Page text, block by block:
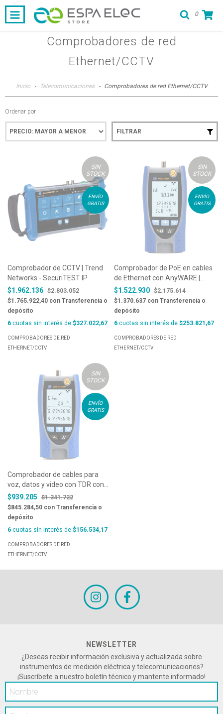
0
Comprobadores de red
Ethernet/CCTV
Inicio - Telecomunicaciones - Comprobadores de red Ethernet/CCTV
Ordenar por
FILTRAR
SIN
STOCK
ENVÍO
GRATIS
Comprobador de CCTV | Trend
Networks - SecuriTEST IP
$1.962.136 $2.803.052
$1.765.922,40 con Transferencia o
depósito
6 cuotas sin interés de $327.022,67
COMPROBADORES DE RED
ETHERNET/CCTV
SIN
STOCK
ENVÍO
GRATIS
Comprobador de PoE en cables
de Ethernet con AnyWARE |
Trend Networks - PoE Pro
$1.522.930 $2.175.614
$1.370.637 con Transferencia o
depósito
6 cuotas sin interés de $253.821,67
COMPROBADORES DE RED
ETHERNET/CCTV
SIN
STOCK
ENVÍO
GRATIS
Comprobador de cables para
voz, datos y video con TDR con
AnyWARE | Trend Networks -
VDV2 PRO
$939.205
$1.341.722
$845.284,50 con Transferencia o
depósito
6 cuotas sin interés de $156.534,17
COMPROBADORES DE RED
ETHERNET/CCTV
NEWSLETTER
¿Deseas recibir información exclusiva y actualizada sobre
instrumentos de medición eléctrica y telecomunicaciones?
¡Suscríbete a nuestro boletín técnico y mantente informado!